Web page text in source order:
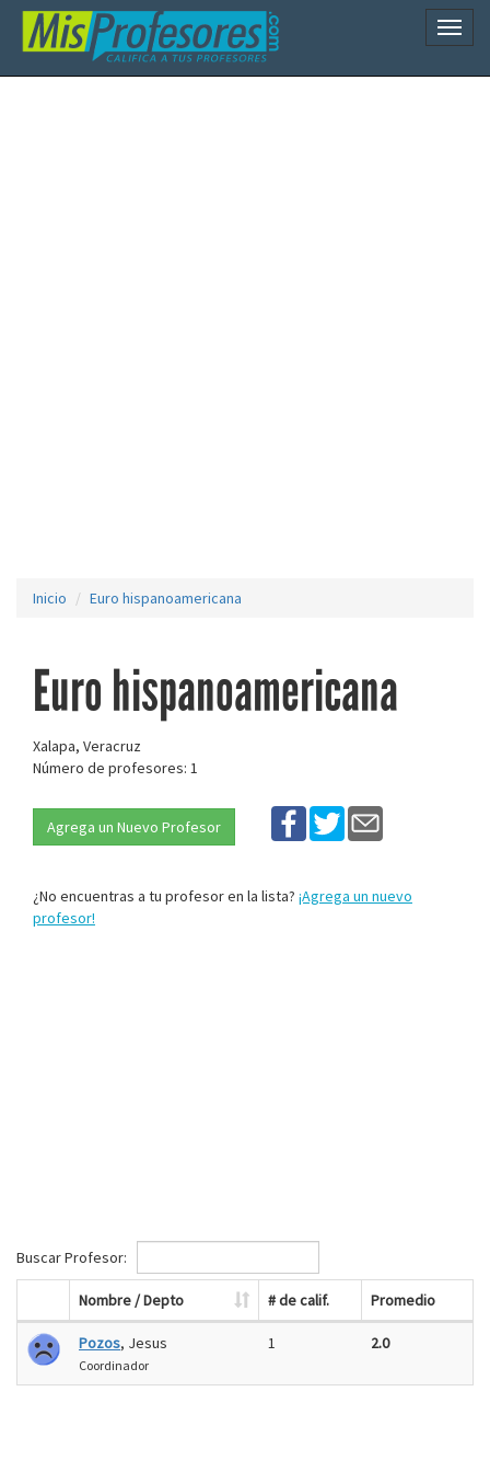
Inicio Euro hispanoamericana
Euro hispanoamericana
Xalapa, Veracruz
Número de profesores: 1
Agrega un Nuevo Profesor
¿No encuentras a tu profesor en la lista? ¡Agrega un nuevo
profesor!
Buscar Profesor:
Nombre / Depto # de calif. Promedio
Pozos, Jesus
Coordinador
1 2.0